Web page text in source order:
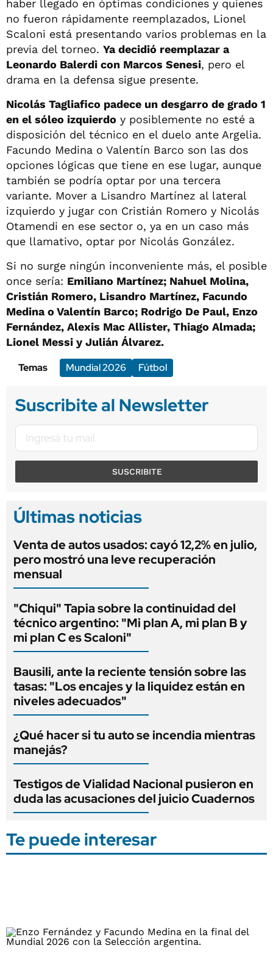
haber llegado en óptimas condiciones y quienes
no fueron rápidamente reemplazados, Lionel
Scaloni está presentando varios problemas en la
previa del torneo. Ya decidió reemplazar a
Leonardo Balerdi con Marcos Senesi, pero el
drama en la defensa sigue presente.
Nicolás Tagliafico padece un desgarro de grado 1
en el sóleo izquierdo y posiblemente no esté a
disposición del técnico en el duelo ante Argelia.
Facundo Medina o Valentín Barco son las dos
opciones lógicas que tiene en ese lugar, aunque
también se podría optar por una tercera
variante. Mover a Lisandro Martínez al lateral
izquierdo y jugar con Cristián Romero y Nicolás
Otamendi en ese sector o, ya en un caso más
que llamativo, optar por Nicolás González.
Si no surge ningún inconveniente más, el posible
once sería: Emiliano Martínez; Nahuel Molina,
Cristián Romero, Lisandro Martínez, Facundo
Medina o Valentín Barco; Rodrigo De Paul, Enzo
Fernández, Alexis Mac Allister, Thiago Almada;
Lionel Messi y Julián Álvarez.
Temas
Mundial 2026 Fútbol
Suscribite al Newsletter
SUSCRIBITE
Últimas noticias
Venta de autos usados: cayó 12,2% en julio,
pero mostró una leve recuperación
mensual
"Chiqui" Tapia sobre la continuidad del
técnico argentino: "Mi plan A, mi plan B y
mi plan C es Scaloni"
Bausili, ante la reciente tensión sobre las
tasas: "Los encajes y la liquidez están en
niveles adecuados"
¿Qué hacer si tu auto se incendia mientras
manejás?
Testigos de Vialidad Nacional pusieron en
duda las acusaciones del juicio Cuadernos
Te puede interesar